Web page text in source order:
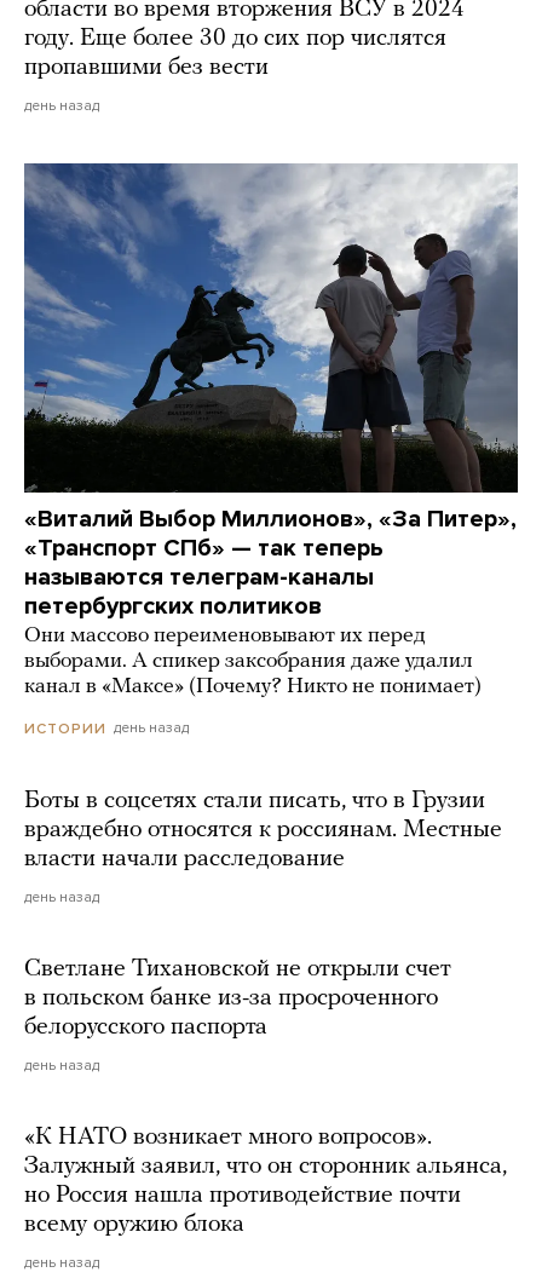
области во время вторжения ВСУ в 2024
году. Еще более 30 до сих пор числятся
пропавшими без вести
день назад
«Виталий Выбор Миллионов», «За Питер»,
«Транспорт СПб» — так теперь
называются телеграм-каналы
петербургских политиков
Они массово переименовывают их перед
выборами. А спикер заксобрания даже удалил
канал в «Максе» (Почему? Никто не понимает)
ИСТОРИИ день назад
Боты в соцсетях стали писать, что в Грузии
враждебно относятся к россиянам. Местные
власти начали расследование
день назад
Светлане Тихановской не открыли счет
в польском банке из-за просроченного
белорусского паспорта
день назад
«К НАТО возникает много вопросов».
Залужный заявил, что он сторонник альянса,
но Россия нашла противодействие почти
всему оружию блока
день назад